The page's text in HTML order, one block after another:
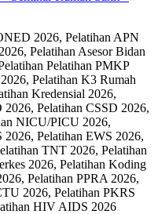
2026, Pelatihan APN
Pelatihan Asesor Bidan
Pelatihan PMKP
Pelatihan K3 Rumah
Kredensial 2026,
Pelatihan CSSD 2026,
NICU/PICU 2026,
Pelatihan EWS 2026,
TNT 2026, Pelatihan
2026, Pelatihan Koding
Pelatihan PPRA 2026,
2026, Pelatihan PKRS
HIV AIDS 2026